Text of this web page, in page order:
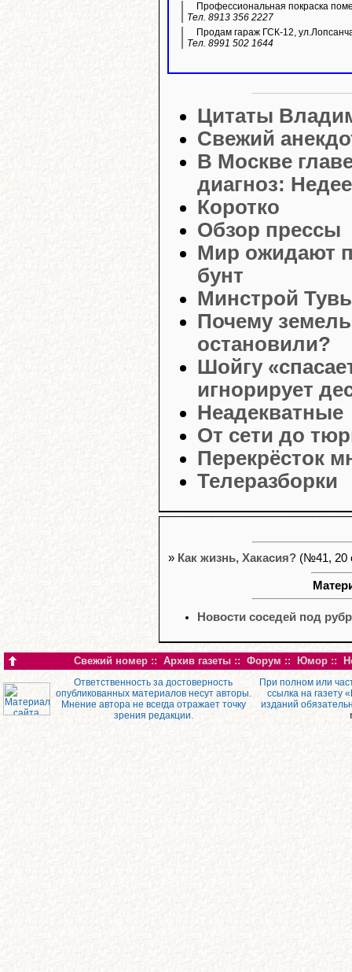
Профессиональная покраска
Тел. 8913 356 2227
Продам гараж ГСК-12,
Тел. 8991 502 1644
Цитаты
Свежий
В Москве
диагноз:
Коротко
Обзор прессы
Мир ожидают
бунт
Минстрой
Почему
остановили?
Шойгу
игнорирует
Неадекватные
От сети до
Перекрёсток
Телеразборки
» Как жизнь, Хакасия? (№41, 20
Новости соседей под
Свежий номер :: Архив газеты :: Форум :: Юмор ::
Ответственность за достоверность
опубликованных материалов несут авторы.
Мнение автора не всегда отражает точку
зрения редакции.
При полном или
ссылка на газету
изданий